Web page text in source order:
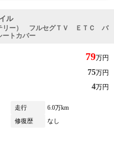
ル
リー） フルセグＴＶ ＥＴＣ バ
トカバー
79万円
75万円
4万円
走行
6.0万km
修復歴
なし